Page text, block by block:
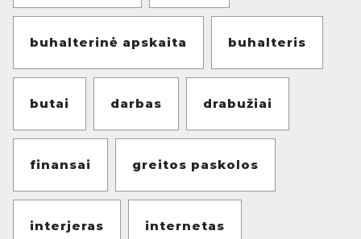
buhalterinė apskaita buhalteris
butai darbas drabužiai
finansai greitos paskolos
interjeras internetas